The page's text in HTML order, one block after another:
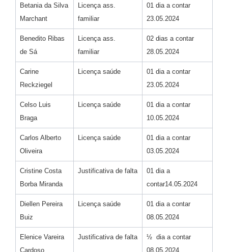
Betania da Silva
Marchant
Licença ass.
familiar
01 dia a contar
23.05.2024
Benedito Ribas
de Sá
Licença ass.
familiar
02 dias a contar
28.05.2024
Carine
Reckziegel
Licença saúde
01 dia a contar
23.05.2024
Celso Luis
Braga
Licença saúde
01 dia a contar
10.05.2024
Carlos Alberto
Oliveira
Licença saúde
01 dia a contar
03.05.2024
Cristine Costa
Borba Miranda
Justificativa de falta
01 dia a
contar14.05.2024
Diellen Pereira
Buiz
Licença saúde
01 dia a contar
08.05.2024
Elenice Vareira
Cardoso
Justificativa de falta
½ dia a contar
08.05.2024